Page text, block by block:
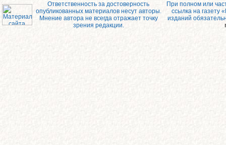
Ответственность за достоверность
опубликованных материалов несут авторы.
Мнение автора не всегда отражает точку
зрения редакции.
При полном или
ссылка на газету
изданий